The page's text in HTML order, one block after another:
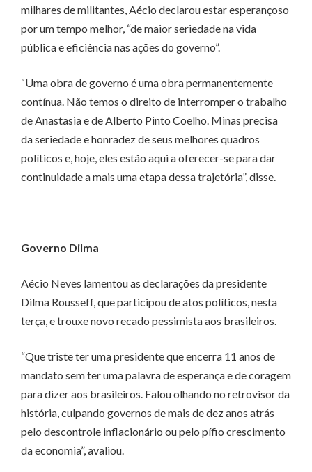
milhares de militantes, Aécio declarou estar esperançoso
por um tempo melhor, “de maior seriedade na vida
pública e eficiência nas ações do governo”.
“Uma obra de governo é uma obra permanentemente
contínua. Não temos o direito de interromper o trabalho
de Anastasia e de Alberto Pinto Coelho. Minas precisa
da seriedade e honradez de seus melhores quadros
políticos e, hoje, eles estão aqui a oferecer-se para dar
continuidade a mais uma etapa dessa trajetória”, disse.
Governo Dilma
Aécio Neves lamentou as declarações da presidente
Dilma Rousseff, que participou de atos políticos, nesta
terça, e trouxe novo recado pessimista aos brasileiros.
“Que triste ter uma presidente que encerra 11 anos de
mandato sem ter uma palavra de esperança e de coragem
para dizer aos brasileiros. Falou olhando no retrovisor da
história, culpando governos de mais de dez anos atrás
pelo descontrole inflacionário ou pelo pífio crescimento
da economia”, avaliou.